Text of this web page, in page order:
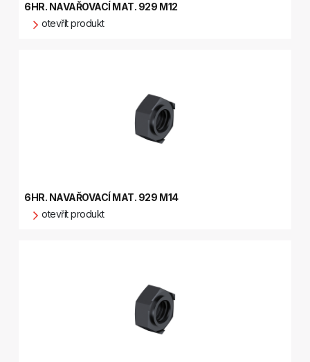
6HR. NAVAŘOVACÍ MAT. 929 M12
otevřít produkt
6HR. NAVAŘOVACÍ MAT. 929 M14
otevřít produkt